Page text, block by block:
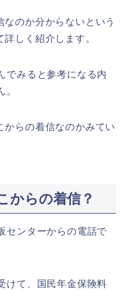
のか分からないという
しく紹介します。
でみると参考になる内
。
らの着信なのかみてい
からの着信？
センターからの電話で
けて、国民年金保険料